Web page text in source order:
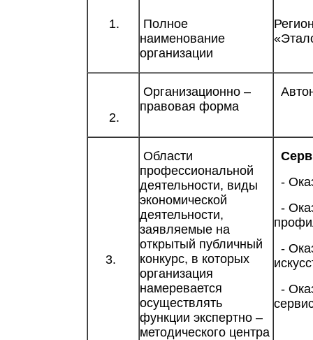
1.
Полное
наименование
организации
2.
Организационно –
правовая форма
3.
Области
профессиональной
деятельности, виды
экономической
деятельности,
заявляемые на
открытый публичный
конкурс, в которых
организация
намеревается
осуществлять
функции экспертно –
методического центра
-
-
-
-